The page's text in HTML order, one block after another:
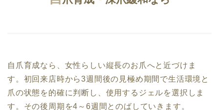
自爪育成なら、女性らしい縦長のお爪へと近づけま
す。初回来店時から3週間後の見極め期間で生活環境と
爪の状態を的確に判断し、使用するジェルを選択しま
す。その後周期を4～6週間とのばしていきます。